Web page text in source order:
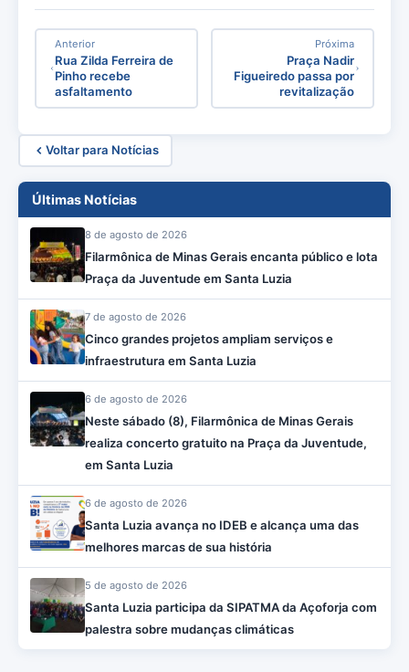
Anterior
Rua Zilda Ferreira de
Pinho recebe
asfaltamento
Próxima
Praça Nadir
Figueiredo passa por
revitalização
Voltar para Notícias
Últimas Notícias
8 de agosto de 2026
Filarmônica de Minas Gerais encanta público e lota
Praça da Juventude em Santa Luzia
7 de agosto de 2026
Cinco grandes projetos ampliam serviços e
infraestrutura em Santa Luzia
6 de agosto de 2026
Neste sábado (8), Filarmônica de Minas Gerais
realiza concerto gratuito na Praça da Juventude,
em Santa Luzia
6 de agosto de 2026
Santa Luzia avança no IDEB e alcança uma das
melhores marcas de sua história
5 de agosto de 2026
Santa Luzia participa da SIPATMA da Açoforja com
palestra sobre mudanças climáticas